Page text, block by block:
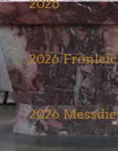
2026
Aktuelles 27. Juni
2026
Aktuelles 07.
2026
Aktuelles 22. Mai